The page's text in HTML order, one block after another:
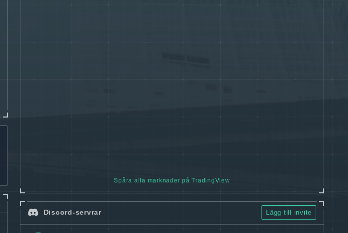
Spåra alla marknader på TradingView
Discord-servrar Lägg till invite